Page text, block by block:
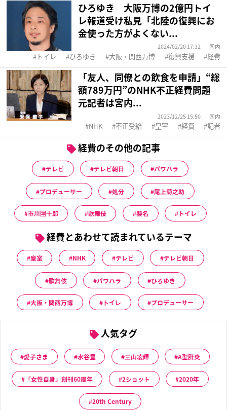
ひろゆき 大阪万博の2億円トイ
レ報道受け私見「北陸の復興にお
金使った方がよくない...
2024/02/20 17:32 国内
トイレ ひろゆき 大阪・関西万博 復興支援 経費
「友人、同僚との飲食を申請」“総
額789万円”のNHK不正経費問題
元記者は宮内...
2023/12/25 15:50 国内
NHK 不正受給 皇室 経費 記者
経費のその他の記事
テレビ テレビ朝日 パワハラ
プロデューサー 処分 尾上菊之助
市川團十郎 歌舞伎 襲名 トイレ
経費とあわせて読まれているテーマ
皇室 NHK テレビ テレビ朝日
歌舞伎 パワハラ ひろゆき
大阪・関西万博 トイレ プロデューサー
人気タグ
愛子さま 水谷豊 三山凌輝 A型肝炎
「女性自身」創刊60周年 2ショット 2020年
20th Century